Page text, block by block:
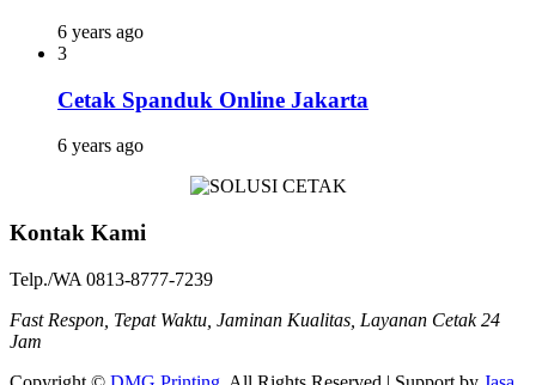
6 years ago
3
Cetak Spanduk Online Jakarta
6 years ago
Kontak Kami
Telp./WA 0813-8777-7239
Fast Respon, Tepat Waktu, Jaminan Kualitas, Layanan Cetak 24
Jam